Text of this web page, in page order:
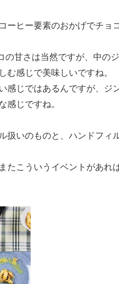
ーヒー要素のおかげでチョ
の甘さは当然ですが、中の
む感じで美味しいですね。
感じではあるんですが、ジ
感じですね。
扱いのものと、ハンドフィ
たこういうイベントがあれ